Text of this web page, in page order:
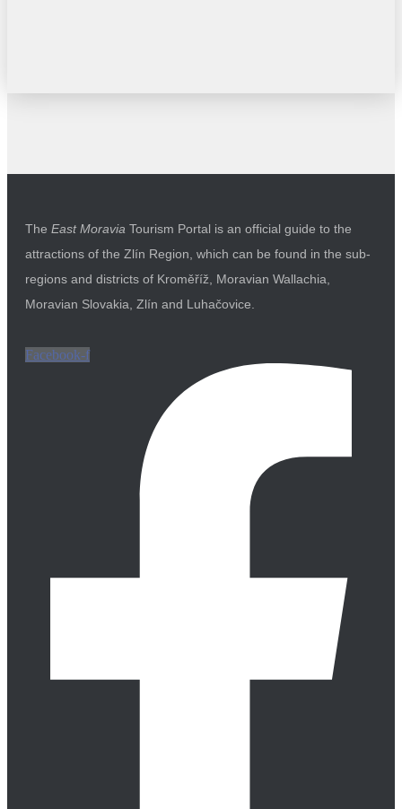
The East Moravia Tourism Portal is an official guide to the
attractions of the Zlín Region, which can be found in the sub-
regions and districts of Kroměříž, Moravian Wallachia,
Moravian Slovakia, Zlín and Luhačovice.
Facebook-f